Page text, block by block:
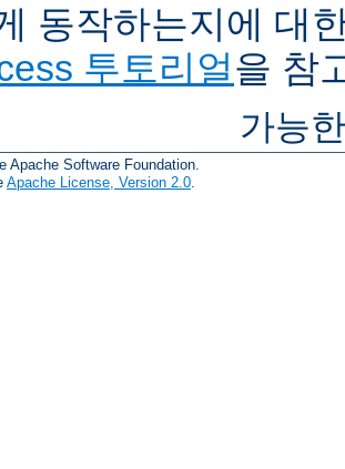
동작하는지에 대
투토리얼을 참
가능
Apache Software Foundation.
Apache License, Version 2.0